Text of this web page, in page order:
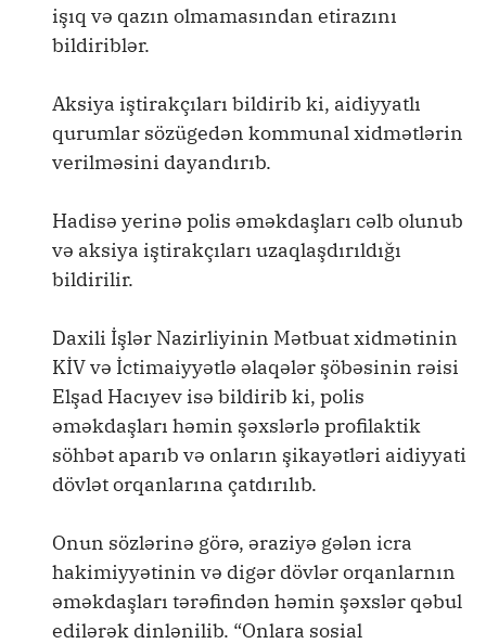
işıq və qazın olmamasından etirazını
bildiriblər.
Aksiya iştirakçıları bildirib ki, aidiyyatlı
qurumlar sözügedən kommunal xidmətlərin
verilməsini dayandırıb.
Hadisə yerinə polis əməkdaşları cəlb olunub
və aksiya iştirakçıları uzaqlaşdırıldığı
bildirilir.
Daxili İşlər Nazirliyinin Mətbuat xidmətinin
KİV və İctimaiyyətlə əlaqələr şöbəsinin rəisi
Elşad Hacıyev isə bildirib ki, polis
əməkdaşları həmin şəxslərlə profilaktik
söhbət aparıb və onların şikayətləri aidiyyati
dövlət orqanlarına çatdırılıb.
Onun sözlərinə görə, əraziyə gələn icra
hakimiyyətinin və digər dövlər orqanlarnın
əməkdaşları tərəfindən həmin şəxslər qəbul
edilərək dinlənilib. “Onlara sosial